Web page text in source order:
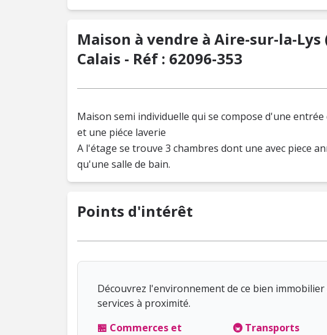
Maison à vendre à Aire-sur-la-Lys
Calais - Réf : 62096-353
Maison semi individuelle qui se compose d'une
et une piéce laverie
A l'étage se trouve 3 chambres dont une avec piece
qu'une salle de bain.
Points d'intérêt
Découvrez l'environnement de ce bien
services à proximité.
🏪 Commerces et
🚇 Transports